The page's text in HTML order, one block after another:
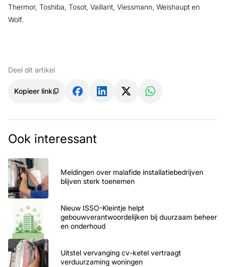
Thermor, Toshiba, Tosot, Vaillant, Viessmann, Weishaupt en
Wolf.
Deel dit artikel
Kopieer link
Ook interessant
Meldingen over malafide installatiebedrijven
blijven sterk toenemen
Nieuw ISSO-Kleintje helpt
gebouwverantwoordelijken bij duurzaam beheer
en onderhoud
Uitstel vervanging cv-ketel vertraagt
verduurzaming woningen